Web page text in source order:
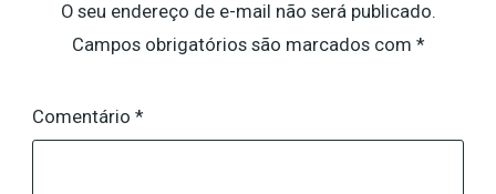
O seu endereço de e-mail não será publicado.
Campos obrigatórios são marcados com *
Comentário *